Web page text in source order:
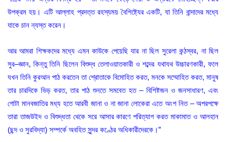
উপক্রম হয় । এটি আল্লাহ প্রদত্ত রহস্যময় বৈশিষ্ট্যের একটি, যা তিনি বান্দাদের মধ্যে
যাকে চান ন্যস্ত করেন ।
আর আমরা শিক্ষকদের মধ্যে এমন কাউকে পেয়েছি যার না ছিল সুরেলা কন্ঠস্বর, না ছিল
সুর–জ্ঞান,কিন্তু তিনি ছিলেন বিশুদ্ধ তেলাওয়াতকারী ও শব্দের যথাযথ উচ্চারণকারী,ফলে
যখন তিনি কুরআন পাঠ করতেন তা শ্রোতাকে বিমোহিত করত, মনকে সম্মোহিত করত, মানুষ
তার চারদিকে ভিড় করত,তার পাঠ শুনতে সমবেত হত – বিশিষ্টজন ও জনসাধারণ, এবং
গোটা মানবজাতির মধ্য হতে আরবী জানা ও না জানা লোকেরা এতে অংশ নিত – অপরপক্ষে
তারা তাজউইদ ও বিশুদ্ধতা থেকে সরে আসার কারণে পরিত্যাগ করত মাকামাত ও আলহান
(ছন্দ ও সুরবিদ্যা) সম্পর্কে অবহিত সুন্দর কণ্ঠের অধিকারীদেরকে।”